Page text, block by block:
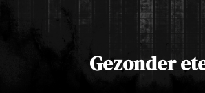
Gezonder